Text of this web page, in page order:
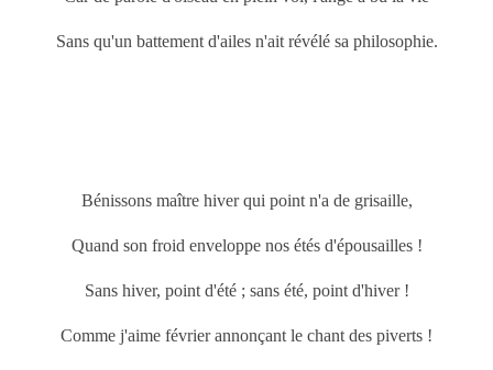
Sans qu'un battement d'ailes n'ait révélé sa philosophie.
Bénissons maître hiver qui point n'a de grisaille,
Quand son froid enveloppe nos étés d'épousailles !
Sans hiver, point d'été ; sans été, point d'hiver !
Comme j'aime février annonçant le chant des piverts !